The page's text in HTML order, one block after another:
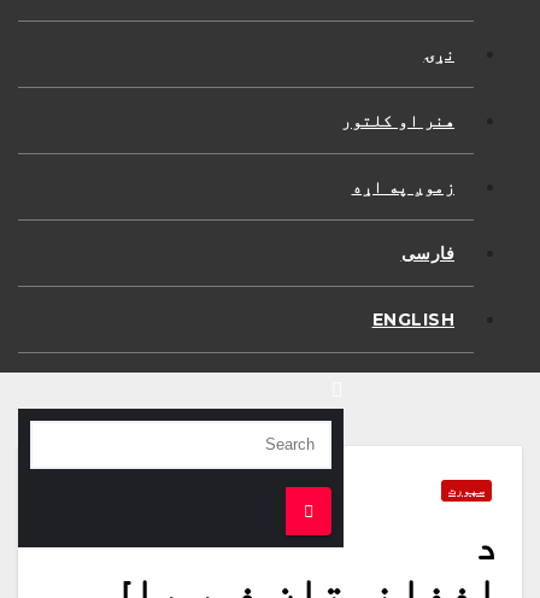
نړۍ
هنر او کلتور
زموږ په اړه
فارسی
ENGLISH
سپورت
د